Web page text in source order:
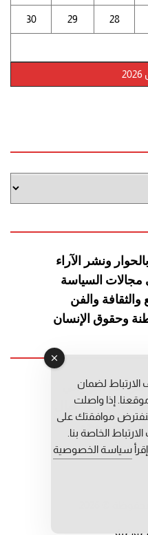
28
29
30
ونشر
الآراء
مجالات السياسة
والثقافة والفن
وحقوق الإنسان
التوراني
المعطي قبال
فاطمة حوحو
© 2026
لضمان
إذا واصلت
موافقتك على
الخاصة بنا.
سياسة الخصوصية